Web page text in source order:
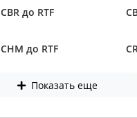
CBR до RTF
CHM до RTF
Показать еще